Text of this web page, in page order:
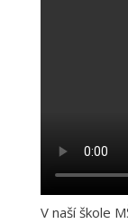
V naší škole